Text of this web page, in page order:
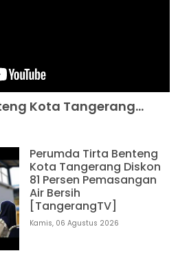
Kota Tangerang...
Perumda Tirta Benteng
Kota Tangerang Diskon
81 Persen Pemasangan
Air Bersih
[TangerangTV]
Kamis, 06 Agustus 2026